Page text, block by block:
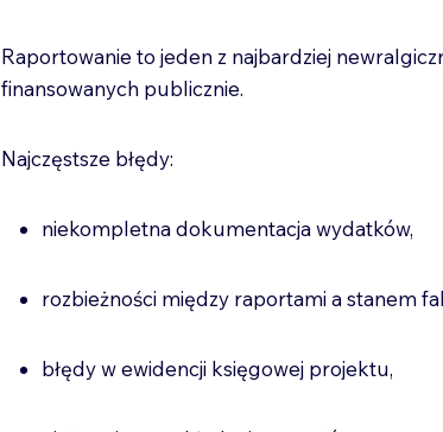
Raportowanie to jeden z najbardziej
finansowanych publicznie.
Najczęstsze błędy:
niekompletna dokumentacja wydatków,
rozbieżności między raportami a stanem
błędy w ewidencji księgowej projektu,